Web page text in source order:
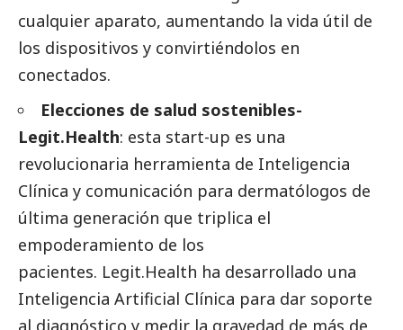
cualquier aparato, aumentando la vida útil de
los dispositivos y convirtiéndolos en
conectados.
Elecciones de salud sostenibles-
Legit.Health: esta start-up es una
revolucionaria herramienta de Inteligencia
Clínica y comunicación para dermatólogos de
última generación que triplica el
empoderamiento de los
pacientes. Legit.Health ha desarrollado una
Inteligencia Artificial Clínica para dar soporte